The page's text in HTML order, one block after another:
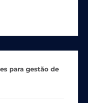
para gestão de